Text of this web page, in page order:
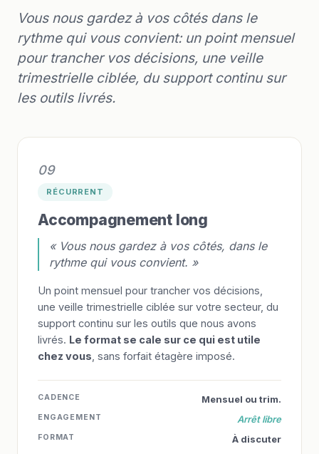
Vous nous gardez à vos côtés dans le
rythme qui vous convient: un point mensuel
pour trancher vos décisions, une veille
trimestrielle ciblée, du support continu sur
les outils livrés.
09
RÉCURRENT
Accompagnement long
« Vous nous gardez à vos côtés, dans le
rythme qui vous convient. »
Un point mensuel pour trancher vos décisions,
une veille trimestrielle ciblée sur votre secteur, du
support continu sur les outils que nous avons
livrés. Le format se cale sur ce qui est utile
chez vous , sans forfait étagère imposé.
CADENCE Mensuel ou trim.
ENGAGEMENT Arrêt libre
FORMAT À discuter